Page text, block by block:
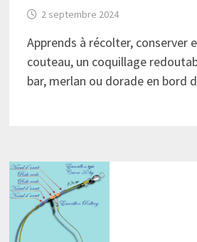
2 septembre 2024
Apprends à récolter, conserver
couteau, un coquillage
bar, merlan ou dorade en bord